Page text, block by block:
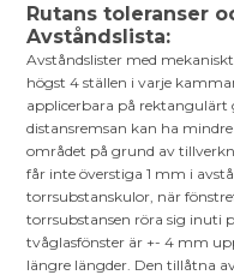
Rutans toleranser
Avståndslista:
Avståndslister med
högst 4 ställen i varje
applicerbara på rektangulärt
distansremsan kan ha
området på grund av
får inte överstiga 1 mm i
torrsubstanskulor, när
torrsubstansen röra sig inuti
tvåglasfönster är +- 4 mm
längre längder. Den tillåtna